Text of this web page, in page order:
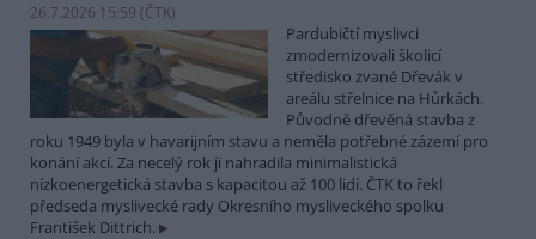
26.7.2026 15:59 (ČTK)
Pardubičtí myslivci
zmodernizovali školicí
středisko zvané Dřevák v
areálu střelnice na Hůrkách.
Původně dřevěná stavba z
roku 1949 byla v havarijním stavu a neměla potřebné zázemí pro
konání akcí. Za necelý rok ji nahradila minimalistická
nízkoenergetická stavba s kapacitou až 100 lidí. ČTK to řekl
předseda myslivecké rady Okresního mysliveckého spolku
František Dittrich.